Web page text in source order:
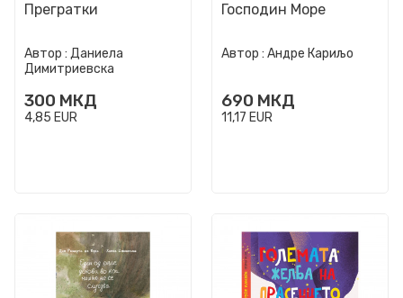
Прегратки
Автор : Даниела
Димитриевска
300 МКД
4,85 EUR
Господин Море
Автор : Андре Кариљо
690 МКД
11,17 EUR